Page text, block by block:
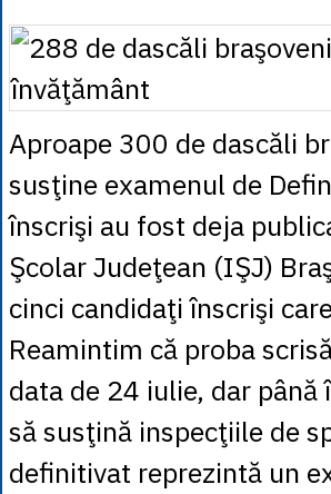
Aproape 300 de dascăli
susţine examenul de
înscrişi au fost deja
Şcolar Judeţean (IŞJ)
cinci candidaţi înscrişi
Reamintim că proba
data de 24 iulie, dar
să susţină inspecţiile de
definitivat reprezintă un